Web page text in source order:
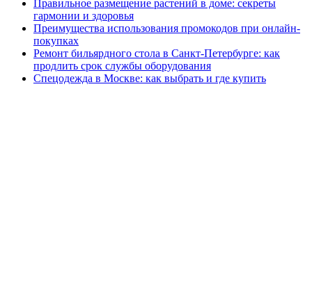
Правильное размещение растений в доме: секреты
гармонии и здоровья
Преимущества использования промокодов при онлайн-
покупках
Ремонт бильярдного стола в Санкт-Петербурге: как
продлить срок службы оборудования
Спецодежда в Москве: как выбрать и где купить